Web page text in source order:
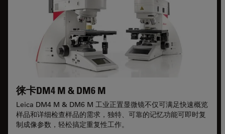
徕卡DM4 M & DM6 M
Leica DM4 M & DM6 M 工业正置显微镜不仅可满足快速概览
样品和详细检查样品的需求，独特、可靠的记忆功能可即时复
制成像参数，轻松搞定重复性工作。